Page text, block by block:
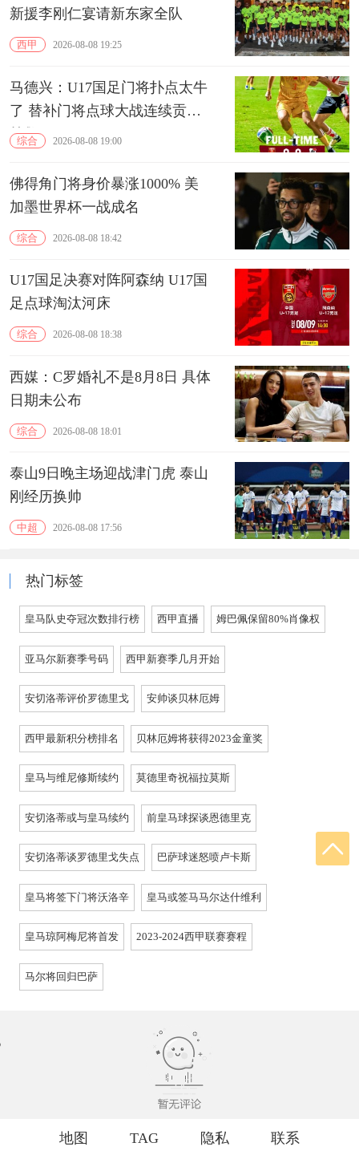
新援李刚仁宴请新东家全队
西甲 2026-08-08 19:25
马德兴：U17国足门将扑点太牛
了 替补门将点球大战连续贡献
扑救
综合 2026-08-08 19:00
佛得角门将身价暴涨1000% 美
加墨世界杯一战成名
综合 2026-08-08 18:42
U17国足决赛对阵阿森纳 U17国
足点球淘汰河床
综合 2026-08-08 18:38
西媒：C罗婚礼不是8月8日 具体
日期未公布
综合 2026-08-08 18:01
泰山9日晚主场迎战津门虎 泰山
刚经历换帅
中超 2026-08-08 17:56
热门标签
皇马队史夺冠次数排行榜 西甲直播 姆巴佩保留80%肖像权
亚马尔新赛季号码 西甲新赛季几月开始
安切洛蒂评价罗德里戈 安帅谈贝林厄姆
西甲最新积分榜排名 贝林厄姆将获得2023金童奖
皇马与维尼修斯续约 莫德里奇祝福拉莫斯
安切洛蒂或与皇马续约 前皇马球探谈恩德里克
安切洛蒂谈罗德里戈失点 巴萨球迷怒喷卢卡斯
皇马将签下门将沃洛辛 皇马或签马马尔达什维利
皇马琼阿梅尼将首发 2023-2024西甲联赛赛程
马尔将回归巴萨
地图 TAG 隐私 联系